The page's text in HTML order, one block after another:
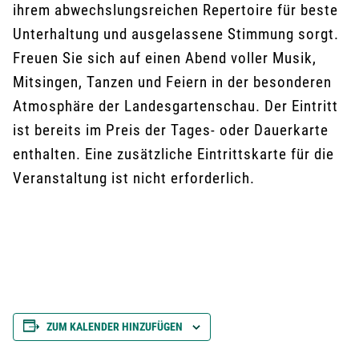
ihrem abwechslungsreichen Repertoire für beste
Unterhaltung und ausgelassene Stimmung sorgt.
Freuen Sie sich auf einen Abend voller Musik,
Mitsingen, Tanzen und Feiern in der besonderen
Atmosphäre der Landesgartenschau. Der Eintritt
ist bereits im Preis der Tages- oder Dauerkarte
enthalten. Eine zusätzliche Eintrittskarte für die
Veranstaltung ist nicht erforderlich.
ZUM KALENDER HINZUFÜGEN